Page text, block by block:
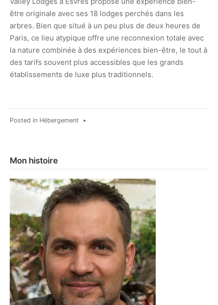
être originale avec ses 18 lodges perchés dans les
arbres. Bien que situé à un peu plus de deux heures de
Paris, ce lieu atypique offre une reconnexion totale avec
la nature combinée à des expériences bien-être, le tout à
des tarifs souvent plus accessibles que les grands
établissements de luxe plus traditionnels.
Posted in Hébergement •
Mon histoire